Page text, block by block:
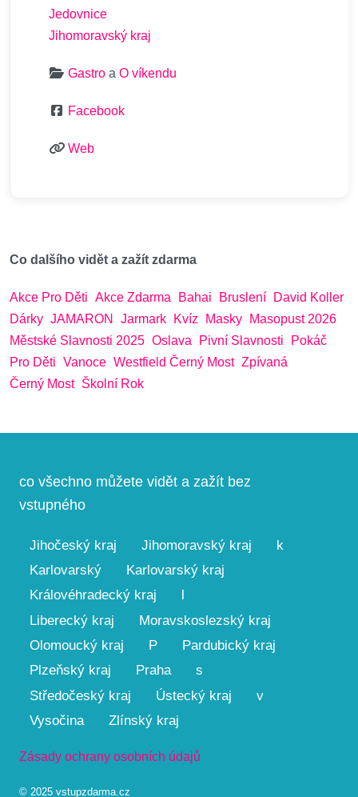
Jedovnice
Jihomoravský kraj
Gastro a O víkendu
Facebook
Web
Co dalšího vidět a zažít zdarma
Akce Pro Děti Akce Zdarma Bahai Bruslení
David Koller
Dárky JAMARON Jarmark Kvíz Masky
Masopust 2026
Městské Slavnosti 2025 Oslava Pivní Slavnosti
Pokáč
Pro Děti Vanoce Westfield Černý Most Zpívaná
Černý Most Školní Rok
co všechno můžete vidět a zažít bez
vstupného
Jihočeský kraj Jihomoravský kraj
k
Karlovarský
Karlovarský kraj
Královéhradecký kraj
Liberecký kraj
Moravskoslezský kraj
Olomoucký kraj
P
Pardubický kraj
Plzeňský kraj
Praha
s
Středočeský kraj
Ústecký kraj
v
Vysočina
Zlínský kraj
Zásady ochrany osobních údajů
© 2025 vstupzdarma.cz